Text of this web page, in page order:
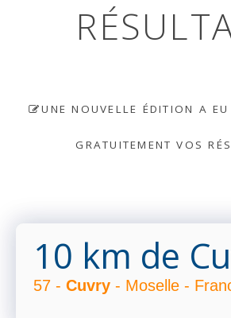
UNE NOUVELLE ÉDITION A
GRATUITEMENT VOS
10 km de
57 - Cuvry - Moselle -